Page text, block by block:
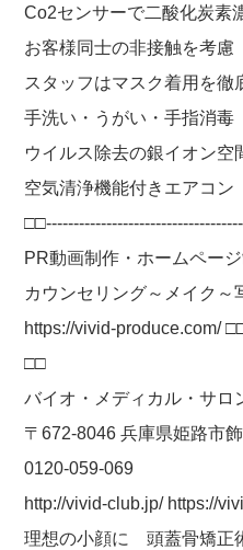
Co2センサーで二酸化炭素
お客様同士の非接触を考慮
スタッフはマスク着用を徹
手洗い・うがい・手指消毒
ウイルス除去の銀イオン空
空気清浄機能付きエアコン
PR動画制作・ホームペー
カウンセリング～メイク～
https://vivid-produce.com/
□□
バイオ・メディカル・サロ
〒672-8046 兵庫県姫路市
0120-059-069
http://vivid-club.jp/ https://
理想の小顔に 頭蓋骨矯正